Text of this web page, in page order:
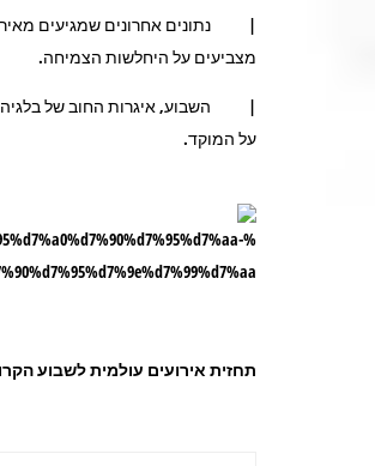
| נתונים אחרונים שמגיעים
מצביעים על היחלשות הצמיחה.
| השבוע, איגרות החוב של בלגיה
על המוקד.
תחזית אירועים עולמית לשבוע